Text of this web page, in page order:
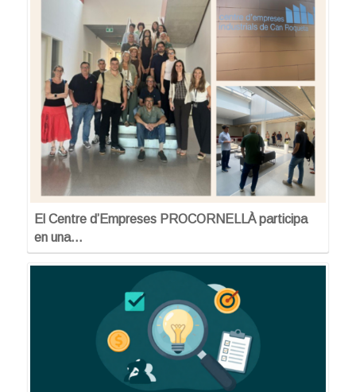
El Centre d’Empreses PROCORNELLÀ participa
en una…